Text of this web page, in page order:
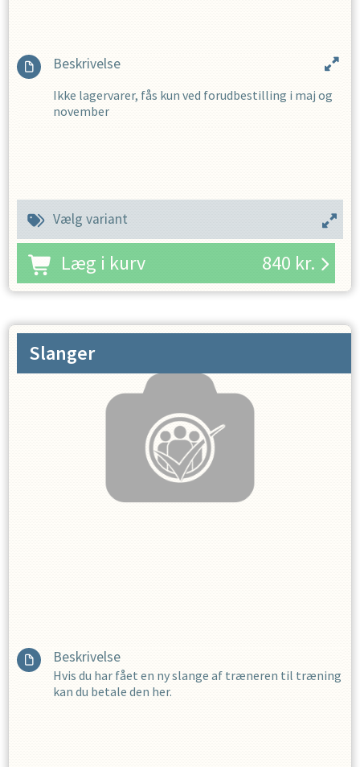
Beskrivelse
Ikke lagervarer, fås kun ved forudbestilling i maj og
november
Læg i kurv 840 kr.
Vælg variant
Slanger
Beskrivelse
Hvis du har fået en ny slange af træneren til træning
kan du betale den her.